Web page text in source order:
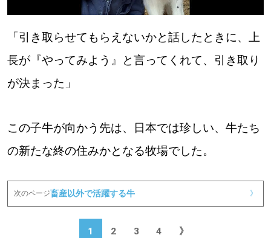
「引き取らせてもらえないかと話したときに、上
長が『やってみよう』と言ってくれて、引き取り
が決まった」
この子牛が向かう先は、日本では珍しい、牛たち
の新たな終の住みかとなる牧場でした。
次のページ畜産以外で活躍する牛 》
1 2 3 4 》